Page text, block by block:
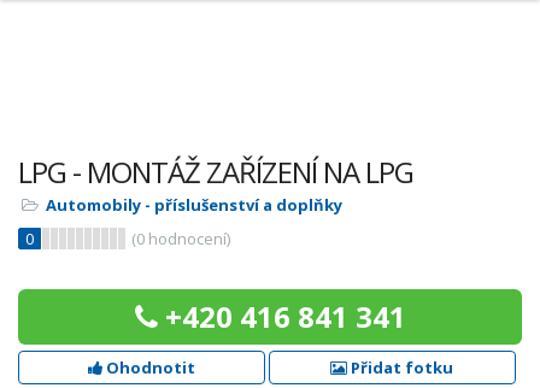
LPG - MONTÁŽ ZAŘÍZENÍ NA LPG
Automobily - příslušenství a doplňky
0
(0 hodnocení)
+420 416 841 341
Ohodnotit
Přidat fotku